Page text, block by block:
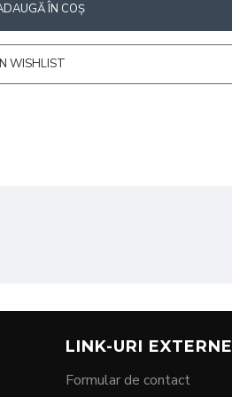
ÎN COŞ
WISHLIST
LINK-URI EXTERNE
Formular de contact